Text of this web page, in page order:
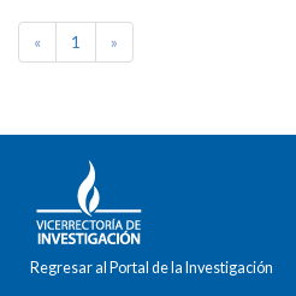
« 1 »
Regresar al Portal de la Investigación